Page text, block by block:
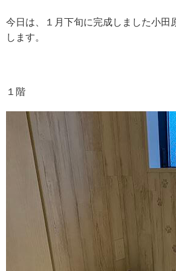
今日は、１月下旬に完成しました小田
します。
１階